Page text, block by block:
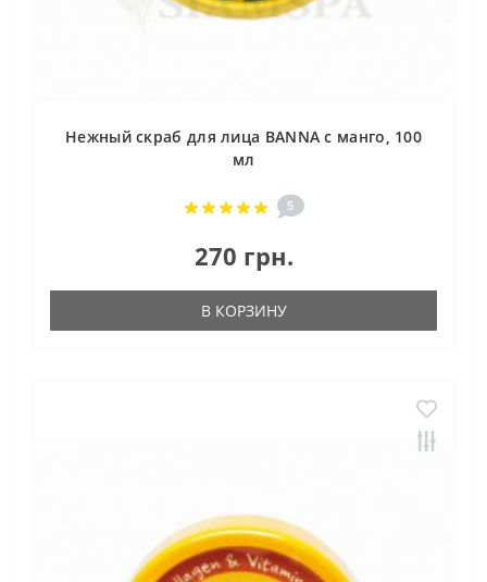
Нежный cкраб для лица BANNA с манго, 100
мл
5
270 грн.
В КОРЗИНУ